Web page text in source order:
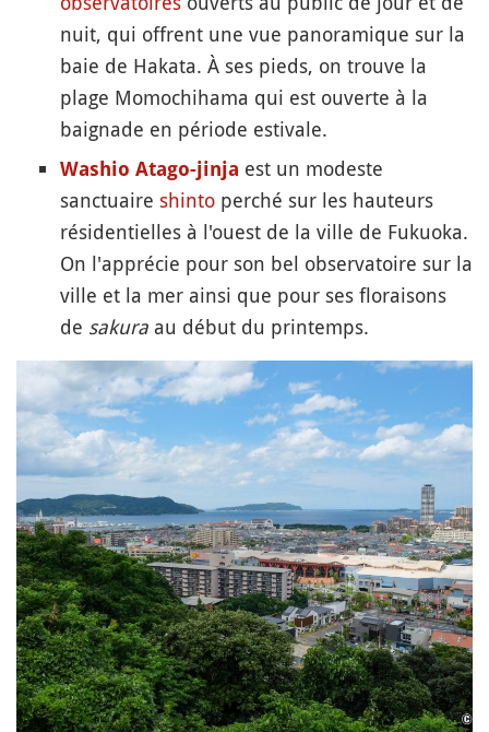
nuit, qui offrent une vue panoramique sur la
baie de Hakata. À ses pieds, on trouve la
plage Momochihama qui est ouverte à la
baignade en période estivale.
Washio Atago-jinja est un modeste
sanctuaire shinto perché sur les hauteurs
résidentielles à l'ouest de la ville de Fukuoka.
On l'apprécie pour son bel observatoire sur la
ville et la mer ainsi que pour ses floraisons
de sakura au début du printemps.